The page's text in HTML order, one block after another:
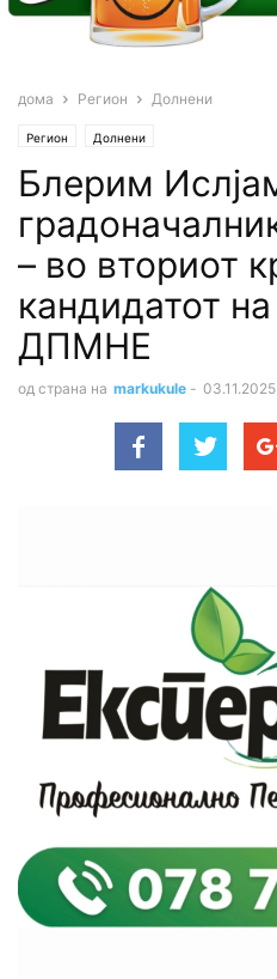
дома Регион Долнени
Регион Долнени
Блерим
– во вториот
кандидатот
ДПМНЕ
од страна на markukule - 03.11.2025